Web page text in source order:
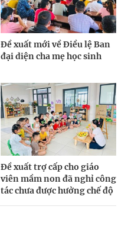
Đề xuất mới về Điều lệ Ban
đại diện cha mẹ học sinh
Đề xuất trợ cấp cho giáo
viên mầm non đã nghỉ công
tác chưa được hưởng chế độ